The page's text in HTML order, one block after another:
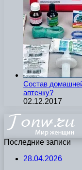
Состав
аптечку?
02.12.2017
Последние записи
28.04.2026